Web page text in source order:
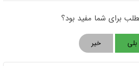
برای شما مفید بود؟
بلی خیر